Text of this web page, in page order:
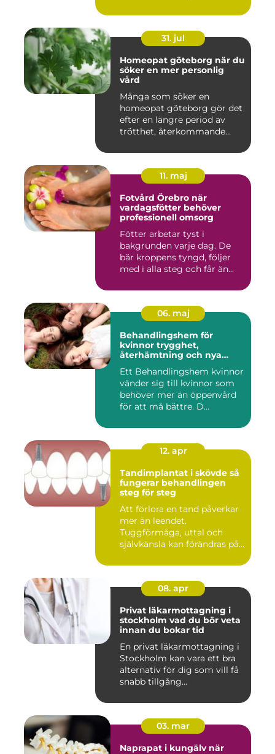
31. jul
Homeopat göteborg när du
söker en mer personlig
vård
Många som söker en
homeopat göteborg gör det
efter en längre period av
trötthet, återkommande
11. maj
Fotvård Örebro när
vardagsfötter behöver
professionell omsorg
Fötter arbetar tyst i
bakgrunden varje dag. De
bär kroppens tyngd, följer
med i alla steg och får än...
06. maj
Behandlingshem för
kvinnor trygghet,
återhämtning och nya
Ett Behandlingshem kvinnor
vänder sig till kvinnor som
behöver mer än öppenvård
för att må bättre. D...
12. apr
Tandimplantat i skövde så
fungerar behandlingen
steg för steg
Att förlora en tand påverkar
mer än leendet.
Tuggförmåga, uttal och
självkänsla kan förändras på
08. apr
Privat läkarmottagning i
stockholm vad du bör veta
innan du bokar tid
En privat läkarmottagning i
Stockholm kan vara ett bra
alternativ för dig som vill få
snabb tillgång...
03. mar
Naprapat i kungälv när